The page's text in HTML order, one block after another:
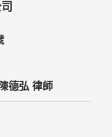
您的個人資料採用
接觸您的個人資
反保密義務者，將
時，本網站亦會嚴
程序以確定其將確
德弘 律師